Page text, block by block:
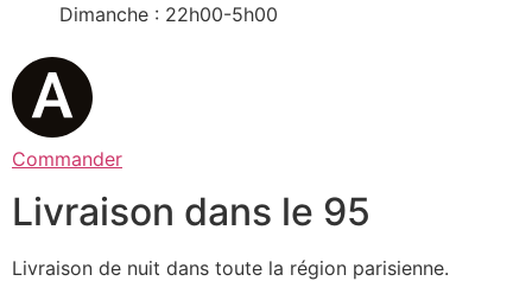
Dimanche : 22h00-5h00
Commander
Livraison dans le 95
Livraison de nuit dans toute la région parisienne.